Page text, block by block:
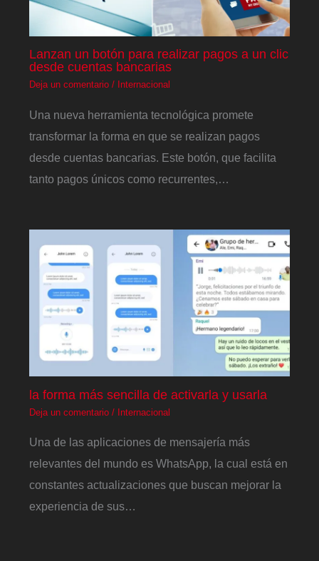
Lanzan un botón para realizar pagos a un clic
desde cuentas bancarias
Deja un comentario / Internacional
Una nueva herramienta tecnológica promete
transformar la forma en que se realizan pagos
desde cuentas bancarias. Este botón, que facilita
tanto pagos únicos como recurrentes,…
la forma más sencilla de activarla y usarla
Deja un comentario / Internacional
Una de las aplicaciones de mensajería más
relevantes del mundo es WhatsApp, la cual está en
constantes actualizaciones que buscan mejorar la
experiencia de sus…